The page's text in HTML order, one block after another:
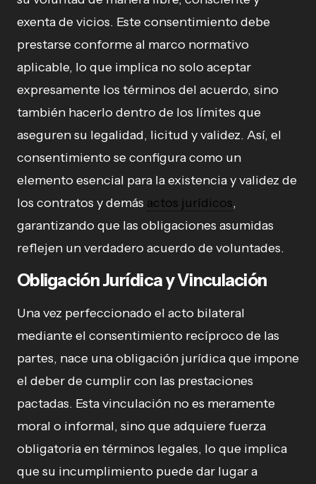
exenta de vicios. Este consentimiento debe
prestarse conforme al marco normativo
aplicable, lo que implica no solo aceptar
expresamente los términos del acuerdo, sino
también hacerlo dentro de los límites que
aseguren su legalidad, licitud y validez. Así, el
consentimiento se configura como un
elemento esencial para la existencia y validez de
los contratos y demás actos jurídicos,
garantizando que las obligaciones asumidas
reflejen un verdadero acuerdo de voluntades.
Obligación Jurídica y Vinculación
Una vez perfeccionado el acto bilateral
mediante el consentimiento recíproco de las
partes, nace una obligación jurídica que impone
el deber de cumplir con las prestaciones
pactadas. Esta vinculación no es meramente
moral o informal, sino que adquiere fuerza
obligatoria en términos legales, lo que implica
que su incumplimiento puede dar lugar a